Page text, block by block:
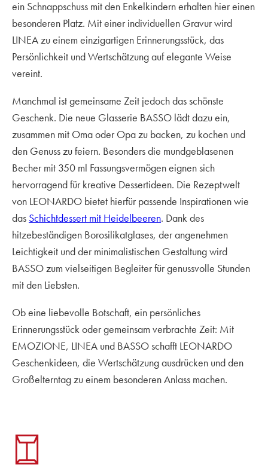
ein Schnappschuss mit den Enkelkindern erhalten hier einen
besonderen Platz. Mit einer individuellen Gravur wird
LINEA zu einem einzigartigen Erinnerungsstück, das
Persönlichkeit und Wertschätzung auf elegante Weise
vereint.
Manchmal ist gemeinsame Zeit jedoch das schönste
Geschenk. Die neue Glasserie BASSO lädt dazu ein,
zusammen mit Oma oder Opa zu backen, zu kochen und
den Genuss zu feiern. Besonders die mundgeblasenen
Becher mit 350 ml Fassungsvermögen eignen sich
hervorragend für kreative Dessertideen. Die Rezeptwelt
von LEONARDO bietet hierfür passende Inspirationen wie
das Schichtdessert mit Heidelbeeren. Dank des
hitzebeständigen Borosilikatglases, der angenehmen
Leichtigkeit und der minimalistischen Gestaltung wird
BASSO zum vielseitigen Begleiter für genussvolle Stunden
mit den Liebsten.
Ob eine liebevolle Botschaft, ein persönliches
Erinnerungsstück oder gemeinsam verbrachte Zeit: Mit
EMOZIONE, LINEA und BASSO schafft LEONARDO
Geschenkideen, die Wertschätzung ausdrücken und den
Großelterntag zu einem besonderen Anlass machen.